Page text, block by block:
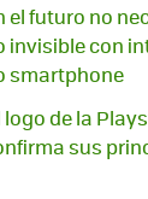
el futuro no
invisible con
smartphone
logo de la
sus